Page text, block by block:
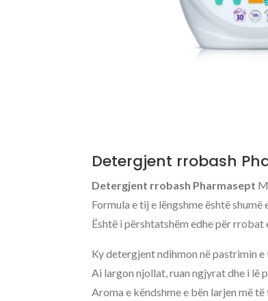
Detergjent rrobash
Detergjent rrobash Pharmasept
Formula e tij e lëngshme është
Është i përshtatshëm edhe për rrobat
Ky detergjent ndihmon në pastrimin
Ai largon njollat, ruan ngjyrat dhe i lë
Aroma e këndshme e bën larjen më